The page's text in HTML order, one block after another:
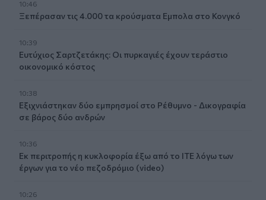
10:46
Ξεπέρασαν τις 4.000 τα κρούσματα Εμπολα στο Κονγκό
10:39
Ευτύχιος Σαρτζετάκης: Οι πυρκαγιές έχουν τεράστιο
οικονομικό κόστος
10:38
Εξιχνιάστηκαν δύο εμπρησμοί στο Ρέθυμνο - Δικογραφία
σε βάρος δύο ανδρών
10:36
Εκ περιτροπής η κυκλοφορία έξω από το ΙΤΕ λόγω των
έργων για το νέο πεζοδρόμιο (video)
10:26